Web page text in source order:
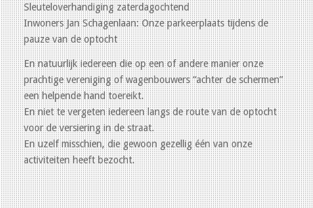
Sleuteloverhandiging zaterdagochtend
Inwoners Jan Schagenlaan: Onze parkeerplaats tijdens de
pauze van de optocht
En natuurlijk iedereen die op een of andere manier onze
prachtige vereniging of wagenbouwers “achter de schermen”
een helpende hand toereikt.
En niet te vergeten iedereen langs de route van de optocht
voor de versiering in de straat.
En uzelf misschien, die gewoon gezellig één van onze
activiteiten heeft bezocht.